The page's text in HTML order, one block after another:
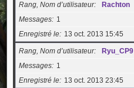
Rang, Nom d’utilisateur
Rachton
Messages
1
Enregistré le
13 oct. 2013 15:45
Rang, Nom d’utilisateur
Ryu_CP9
Messages
1
Enregistré le
13 oct. 2013 23:45